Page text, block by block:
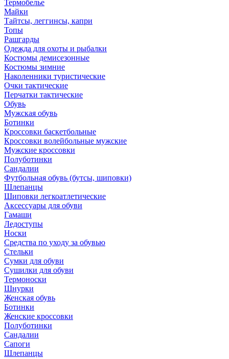
Термобелье
Майки
Тайтсы, леггинсы, капри
Топы
Рашгарды
Одежда для охоты и рыбалки
Костюмы демисезонные
Костюмы зимние
Наколенники туристические
Очки тактические
Перчатки тактические
Обувь
Мужская обувь
Ботинки
Кроссовки баскетбольные
Кроссовки волейбольные мужские
Мужские кроссовки
Полуботинки
Сандалии
Футбольная обувь (бутсы, шиповки)
Шлепанцы
Шиповки легкоатлетические
Аксессуары для обуви
Гамаши
Ледоступы
Носки
Средства по уходу за обувью
Стельки
Сумки для обуви
Сушилки для обуви
Термоноски
Шнурки
Женская обувь
Ботинки
Женские кроссовки
Полуботинки
Сандалии
Сапоги
Шлепанцы